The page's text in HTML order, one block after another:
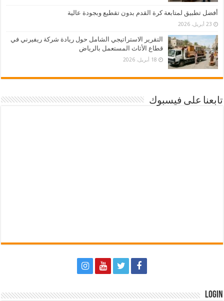
أفضل تطبيق لمتابعة كرة القدم بدون تقطيع وبجودة عالية
23 أبريل، 2026
التقرير الاستراتيجي الشامل حول ريادة شركة ريفيرني في
قطاع الأثاث المستعمل بالرياض
18 أبريل، 2026
تابعنا على فيسبوك
Login